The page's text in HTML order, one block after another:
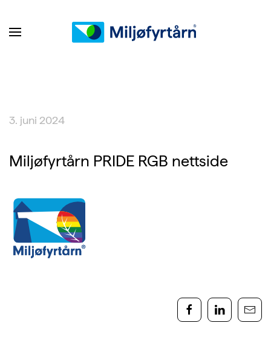
3. juni 2024
Miljøfyrtårn PRIDE RGB nettside